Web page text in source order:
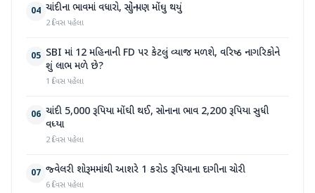
04 ચાંદીના ભાવમાં વધારો, સોનું પણ મોંઘુ થયું
2 દિવસ પહેલા
05 SBI માં 12 મહિનાની FD પર કેટલું વ્યાજ મળશે, વરિષ્ઠ નાગરિકોને
શું લાભ મળે છે?
1 દિવસ પહેલા
06 ચાંદી 5,000 રૂપિયા મોંઘી થઈ, સોનાના ભાવ 2,200 રૂપિયા સુધી
વધ્યા
2 દિવસ પહેલા
07 જ્વેલરી શોરૂમમાંથી આશરે 1 કરોડ રૂપિયાના દાગીના ચોરી
6 દિવસ પહેલા